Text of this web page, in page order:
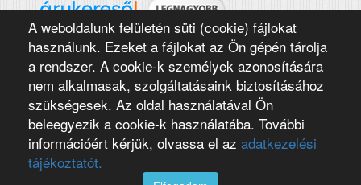
A weboldalunk felületén süti (cookie) fájlokat
használunk. Ezeket a fájlokat az Ön gépén tárolja
a rendszer. A cookie-k személyek azonosítására
nem alkalmasak, szolgáltatásaink biztosításához
szükségesek. Az oldal használatával Ön
beleegyezik a cookie-k használatába. További
információért kérjük, olvassa el az adatkezelési
tájékoztatót.
Copyright 2016 Négypólus Kft